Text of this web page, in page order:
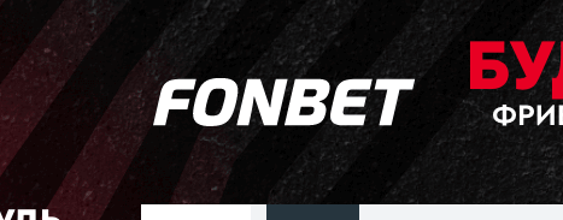
Главное
Фрибет
до 15
000 ₽
Новым
игрокам, без
условий